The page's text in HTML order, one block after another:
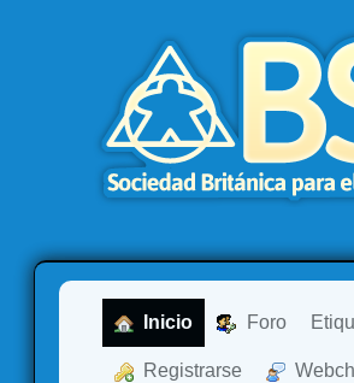
Inicio Foro
Registrarse